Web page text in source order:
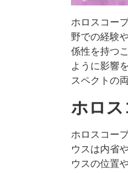
ホロスコー
野での経験
係性を持つ
ように影響
スペクトの
ホロス
ホロスコー
ウスは内省
ウスの位置